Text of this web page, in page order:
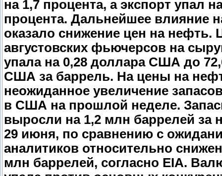
на 1,7 процента, а экспорт упал
процента. Дальнейшее влияние
оказало снижение цен на нефть.
августовских фьючерсов на
упала на 0,28 доллара США до
США за баррель. На цены на
неожиданное увеличение
в США на прошлой неделе.
выросли на 1,2 млн баррелей за
29 июня, по сравнению с
аналитиков относительно
млн баррелей, согласно EIA.